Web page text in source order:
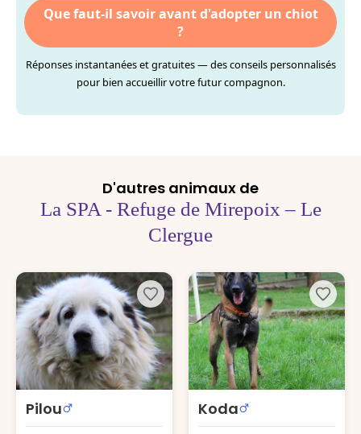
Que faut-il savoir avant d'adopter un chiot
?
Réponses instantanées et gratuites — des conseils personnalisés
pour bien accueillir votre futur compagnon.
D'autres animaux de
La SPA - Refuge de Mirepoix – Le
Clergue
Pilou Koda